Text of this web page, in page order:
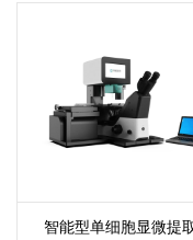
智能型单细胞显微提